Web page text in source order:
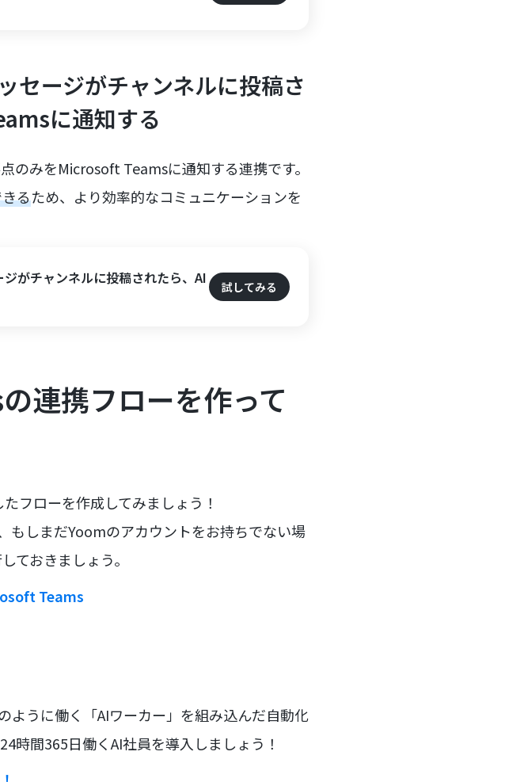
セージがチャンネルに投稿さ
に通知する
のみをMicrosoft Teamsに通知する連携です。
るため、より効率的なコミュニケーションを
がチャンネルに投稿されたら、AI
試してみる
連携フローを作って
フローを作成してみましょう！
もしまだYoomのアカウントをお持ちでない場
ておきましょう。
Teams
ように働く「AIワーカー」を組み込んだ自動化
時間365日働くAI社員を導入しましょう！